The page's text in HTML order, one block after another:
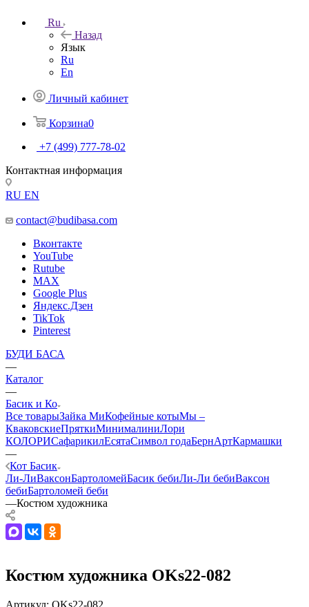
Ru
Назад
Язык
Ru
En
Личный кабинет
Корзина0
+7 (499) 777-78-02
Контактная информация
RU EN
contact@budibasa.com
Вконтакте
YouTube
Rutube
MAX
Google Plus
Яндекс.Дзен
TikTok
Pinterest
БУДИ БАСА
—
Каталог
—
Басик и Ко
Все товарыЗайка МиКофейные котыМы –
КваковскиеПряткиМинималиниЛори
КОЛОРИСафарикилЕсятаСимвол годаБернАртКармашки
—
Кот Басик
Ли-ЛиВаксонБартоломейБасик бебиЛи-Ли бебиВаксон
бебиБартоломей беби
—Костюм художника
Костюм художника OKs22-082
Артикул: OKs22-082